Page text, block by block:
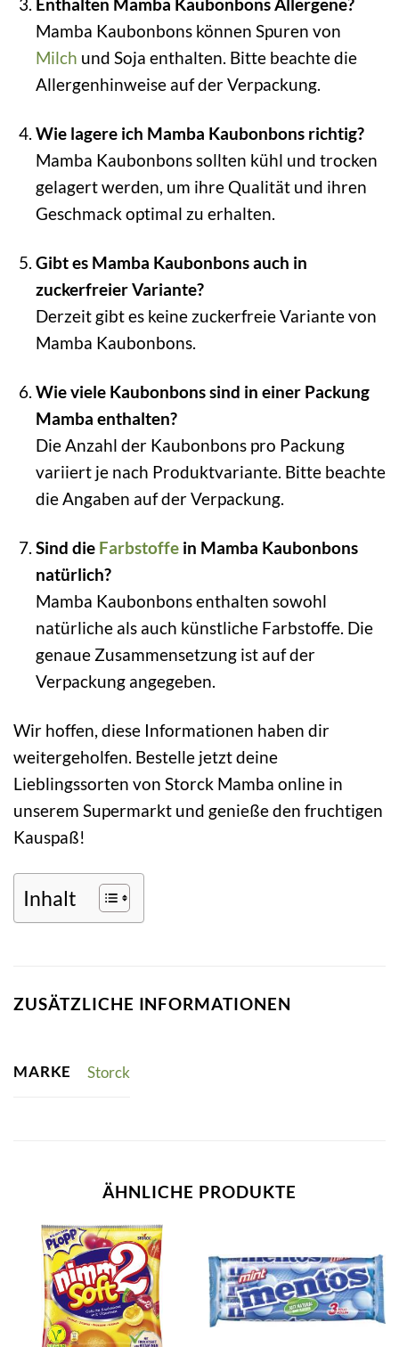
Enthalten Mamba Kaubonbons Allergene?
Mamba Kaubonbons können Spuren von
Milch und Soja enthalten. Bitte beachte die
Allergenhinweise auf der Verpackung.
Wie lagere ich Mamba Kaubonbons richtig?
Mamba Kaubonbons sollten kühl und trocken
gelagert werden, um ihre Qualität und ihren
Geschmack optimal zu erhalten.
Gibt es Mamba Kaubonbons auch in
zuckerfreier Variante?
Derzeit gibt es keine zuckerfreie Variante von
Mamba Kaubonbons.
Wie viele Kaubonbons sind in einer Packung
Mamba enthalten?
Die Anzahl der Kaubonbons pro Packung
variiert je nach Produktvariante. Bitte beachte
die Angaben auf der Verpackung.
Sind die Farbstoffein Mamba Kaubonbons
natürlich?
Mamba Kaubonbons enthalten sowohl
natürliche als auch künstliche Farbstoffe. Die
genaue Zusammensetzung ist auf der
Verpackung angegeben.
Wir hoffen, diese Informationen haben dir
weitergeholfen. Bestelle jetzt deine
Lieblingssorten von Storck Mamba online in
unserem Supermarkt und genieße den fruchtigen
Kauspaß!
Inhalt
ZUSÄTZLICHE INFORMATIONEN
MARKE Storck
ÄHNLICHE PRODUKTE